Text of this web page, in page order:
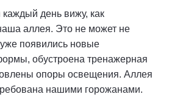
день вижу, как
аллея. Это не может не
появились новые
обустроена тренажерная
опоры освещения. Аллея
нашими горожанами.